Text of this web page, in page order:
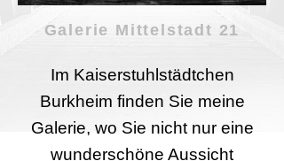
Galerie Mittelstadt 21
Im Kaiserstuhlstädtchen
Burkheim finden Sie meine
Galerie, wo Sie nicht nur eine
wunderschöne Aussicht